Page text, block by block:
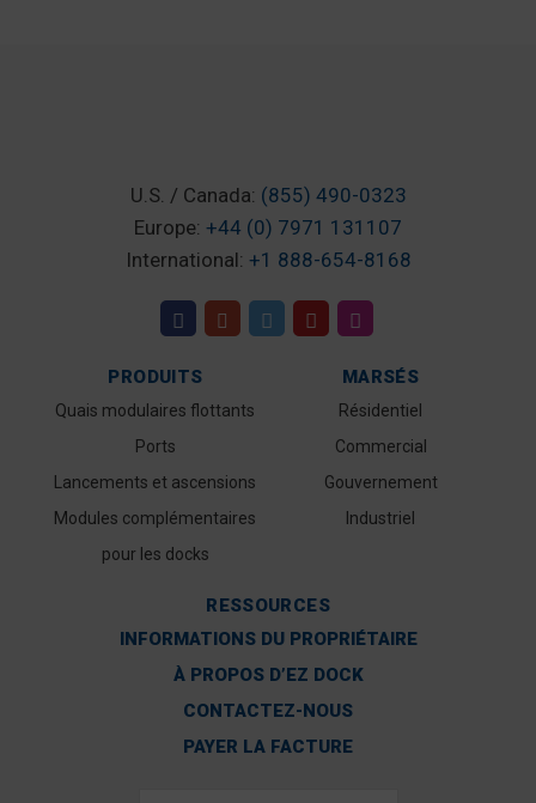
U.S. / Canada: (855) 490-0323
Europe: +44 (0) 7971 131107
International: +1 888-654-8168
PRODUITS
Quais modulaires flottants
Ports
Lancements et ascensions
Modules complémentaires
pour les docks
MARSÉS
Résidentiel
Commercial
Gouvernement
Industriel
RESSOURCES
INFORMATIONS DU PROPRIÉTAIRE
À PROPOS D’EZ DOCK
CONTACTEZ-NOUS
PAYER LA FACTURE